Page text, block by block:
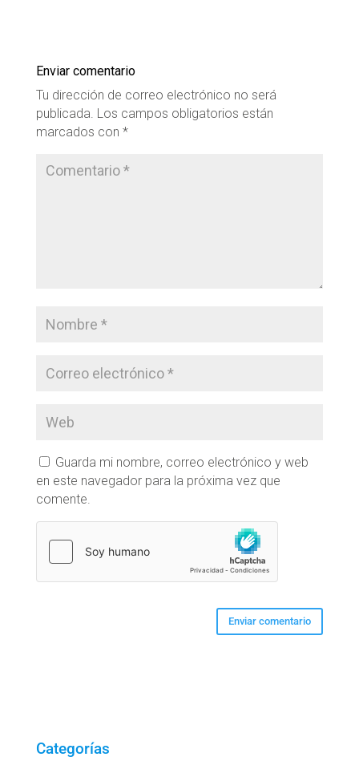
Enviar comentario
Tu dirección de correo electrónico no será
publicada. Los campos obligatorios están
marcados con *
Guarda mi nombre, correo electrónico y web
en este navegador para la próxima vez que
comente.
Categorías